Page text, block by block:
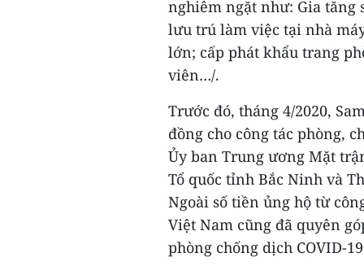
nghiêm ngặt như: Gia
lưu trú làm việc tại nhà
lớn; cấp phát khẩu trang
viên…/.
Trước đó, tháng 4/2020,
đồng cho công tác phòng,
Ủy ban Trung ương Mặt
Tổ quốc tỉnh Bắc Ninh và
Ngoài số tiền ủng hộ từ
Việt Nam cũng đã quyên
phòng chống dịch COVID-